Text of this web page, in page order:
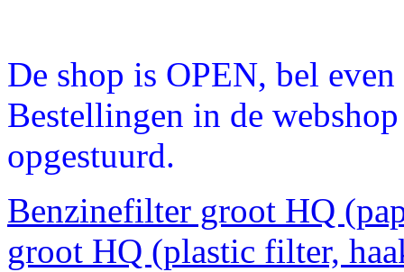
De shop is OPEN, bel
Bestellingen in de
opgestuurd.
Benzinefilter groot HQ
groot HQ (plastic filter,